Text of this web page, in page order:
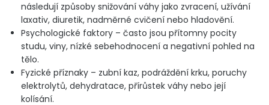
následují způsoby snižování váhy jako zvracení, užívání
laxativ, diuretik, nadměrné cvičení nebo hladovění.
Psychologické faktory – často jsou přítomny pocity
studu, viny, nízké sebehodnocení a negativní pohled na
tělo.
Fyzické příznaky – zubní kaz, podráždění krku, poruchy
elektrolytů, dehydratace, přírůstek váhy nebo její
kolísání.